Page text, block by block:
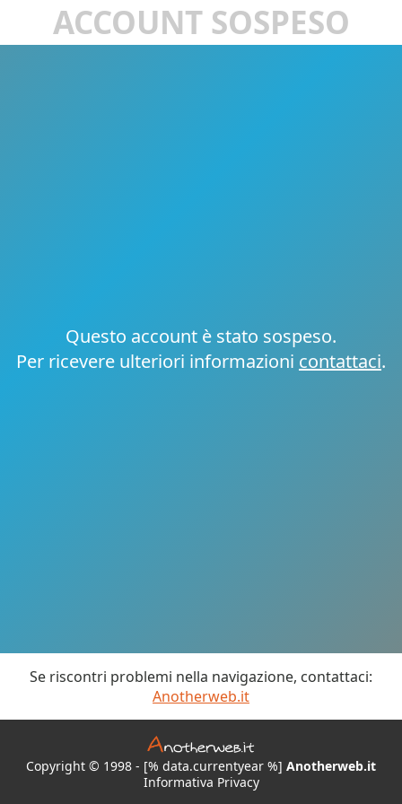
ACCOUNT SOSPESO
Questo account è stato sospeso.
Per ricevere ulteriori informazioni contattaci.
Se riscontri problemi nella navigazione, contattaci:
Anotherweb.it
Copyright © 1998 - [% data.currentyear %] Anotherweb.it
Informativa Privacy